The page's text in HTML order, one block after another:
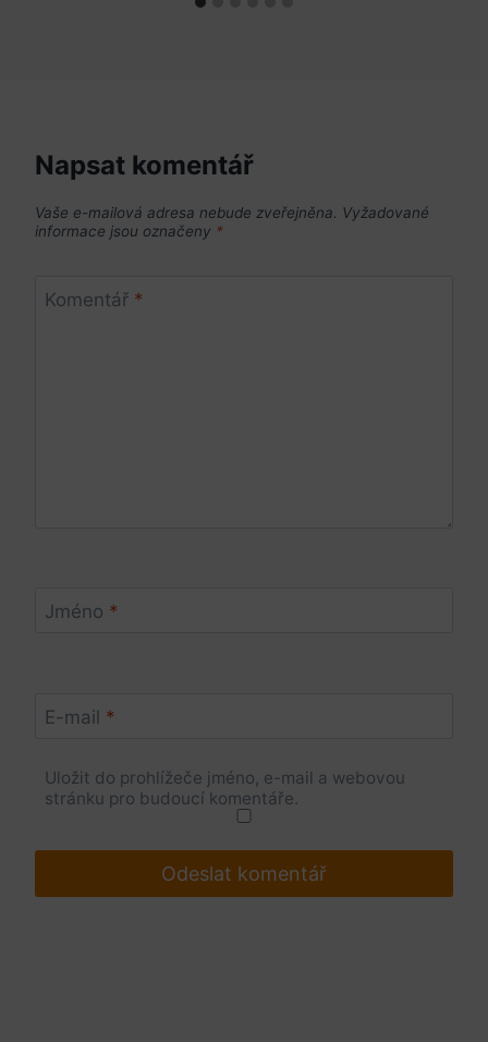
Napsat komentář
Vaše e-mailová adresa nebude zveřejněna. Vyžadované
informace jsou označeny *
Komentář *
Jméno *
E-mail *
Uložit do prohlížeče jméno, e-mail a webovou
stránku pro budoucí komentáře.